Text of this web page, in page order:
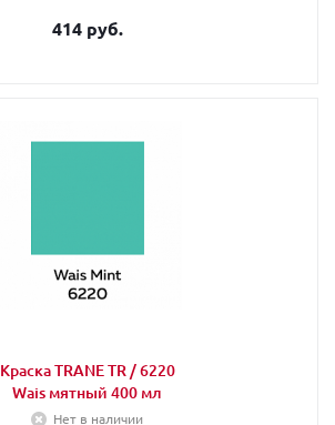
414 руб.
Краска TRANE TR / 6220
Wais мятный 400 мл
Нет в наличии